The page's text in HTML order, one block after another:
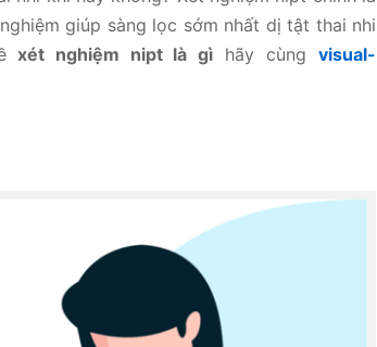
giúp sàng lọc sớm nhất dị tật thai nhi
xét nghiệm nipt là gì hãy cùngvisual-